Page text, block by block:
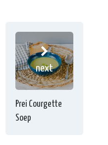
next
Prei Courgette
Soep